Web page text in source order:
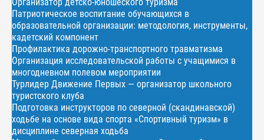
Патриотическое воспитание обучающихся в
образовательной организации: методология, инструменты,
кадетский компонент
Профилактика дорожно-транспортного травматизма
Организация исследовательской работы с учащимися в
многодневном полевом мероприятии
Турлидер Движение Первых — организатор школьного
туристского клуба
Подготовка инструкторов по северной (скандинавской)
ходьбе на основе вида спорта «Спортивный туризм» в
дисциплине северная ходьба